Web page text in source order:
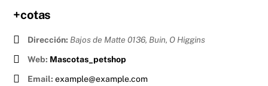
+cotas
Dirección: Bajos de Matte 0136, Buin, O Higgins
Web: Mascotas_petshop
Email: example@example.com